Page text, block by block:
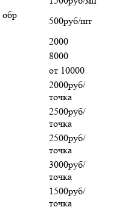
обр
500руб/шт
2000
8000
от 10000
2000руб/
точка
2500руб/
точка
2500руб/
точка
3000руб/
точка
1500руб/
точка